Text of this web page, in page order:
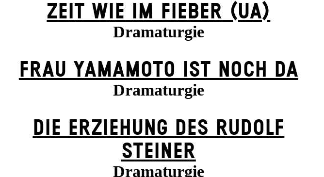
ZEIT WIE IM FIEBER (UA)
Dramaturgie
FRAU YAMAMOTO IST NOCH DA
Dramaturgie
DIE ERZIEHUNG DES RUDOLF
STEINER
Dramaturgie